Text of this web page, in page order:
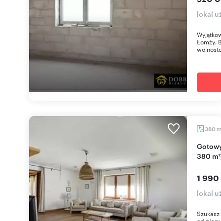
lokal
Łomży.
380 m
Gotowy biznes agroturystyczny nad Narwią –
380
1 990
lokal